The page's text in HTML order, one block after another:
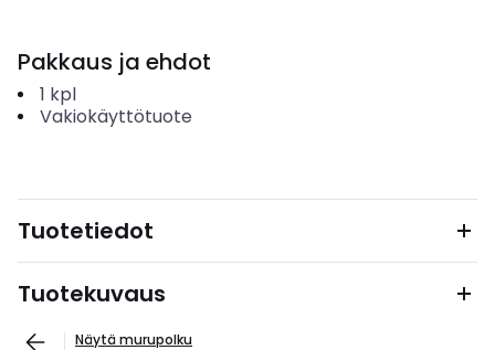
Pakkaus ja ehdot
1 kpl
Vakiokäyttötuote
Tuotetiedot
Tuotekuvaus
Näytä murupolku